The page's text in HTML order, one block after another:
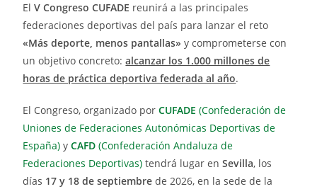
ElV Congreso CUFADE reunirá a las principales
federaciones deportivas del país para lanzar el reto
«Más deporte, menos pantallas» y comprometerse con
un objetivo concreto:alcanzar los 1.000 millones de
horas de práctica deportiva federada al año.
El Congreso, organizado porCUFADE (Confederación de
Uniones de Federaciones Autonómicas Deportivas de
España) yCAFD (Confederación Andaluza de
Federaciones Deportivas) tendrá lugar enSevilla, los
días 17 y 18 de septiembre de 2026, en la sede de la